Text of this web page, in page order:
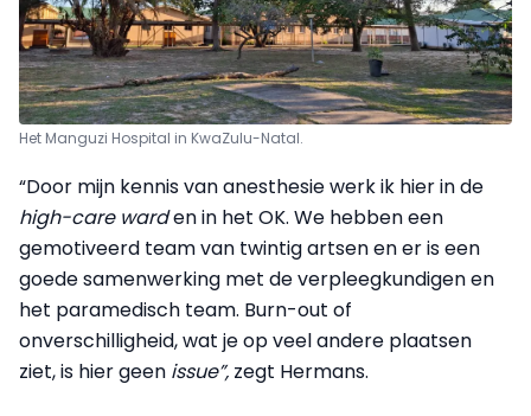
Het Manguzi Hospital in KwaZulu-Natal.
“Door mijn kennis van anesthesie werk ik hier in de
high-care warden in het OK. We hebben een
gemotiveerd team van twintig artsen en er is een
goede samenwerking met de verpleegkundigen en
het paramedisch team. Burn-out of
onverschilligheid, wat je op veel andere plaatsen
ziet, is hier geen issue”, zegt Hermans.